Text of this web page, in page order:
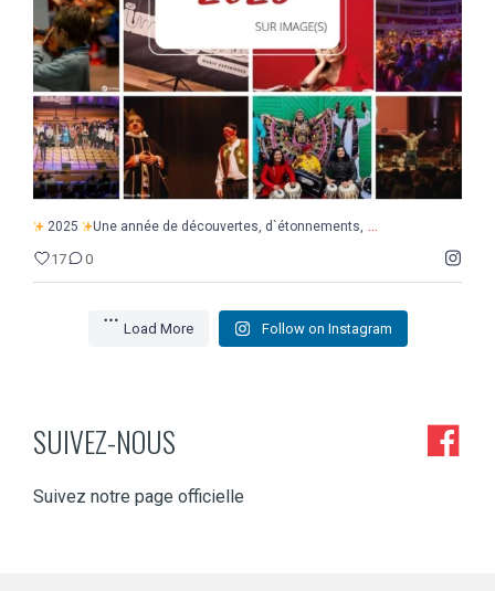
2025 Une année de découvertes, d`étonnements, ...
17 0
Load More Follow on Instagram
SUIVEZ-NOUS
Suivez notre page officielle